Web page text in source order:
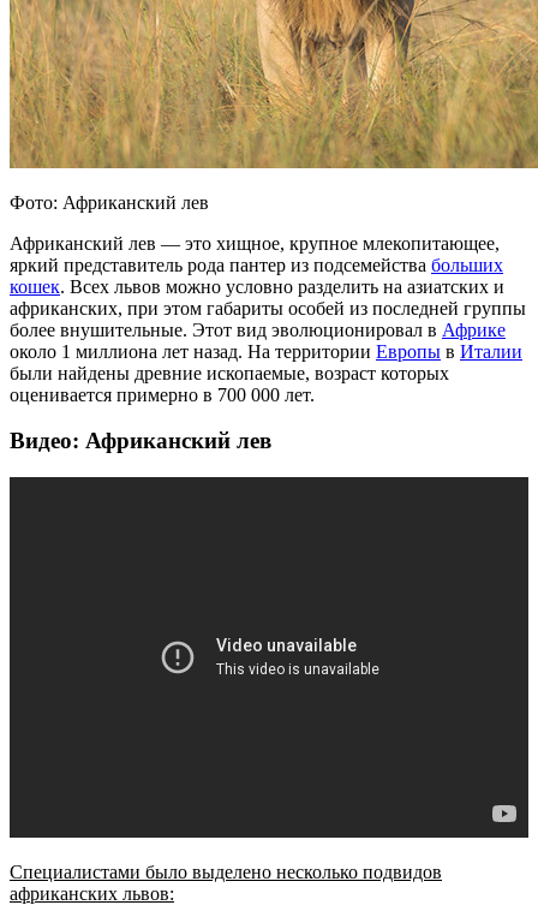
Фото: Африканский лев
Африканский лев — это хищное, крупное млекопитающее,
яркий представитель рода пантер из подсемейства больших
кошек. Всех львов можно условно разделить на азиатских и
африканских, при этом габариты особей из последней группы
более внушительные. Этот вид эволюционировал в Африке
около 1 миллиона лет назад. На территории Европы в Италии
были найдены древние ископаемые, возраст которых
оценивается примерно в 700 000 лет.
Видео: Африканский лев
Специалистами было выделено несколько подвидов
африканских львов: